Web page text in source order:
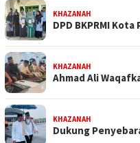
KHAZANAH
DPD BKPRMI
KHAZANAH
Ahmad Ali
KHAZANAH
Dukung